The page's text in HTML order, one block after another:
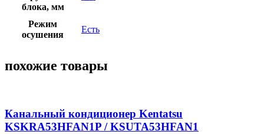
блока, мм
Режим
осушения
Есть
похожие товары
Канальный кондиционер Kentatsu
KSKRA53HFAN1P / KSUTA53HFAN1